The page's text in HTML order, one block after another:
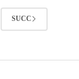
SUCC